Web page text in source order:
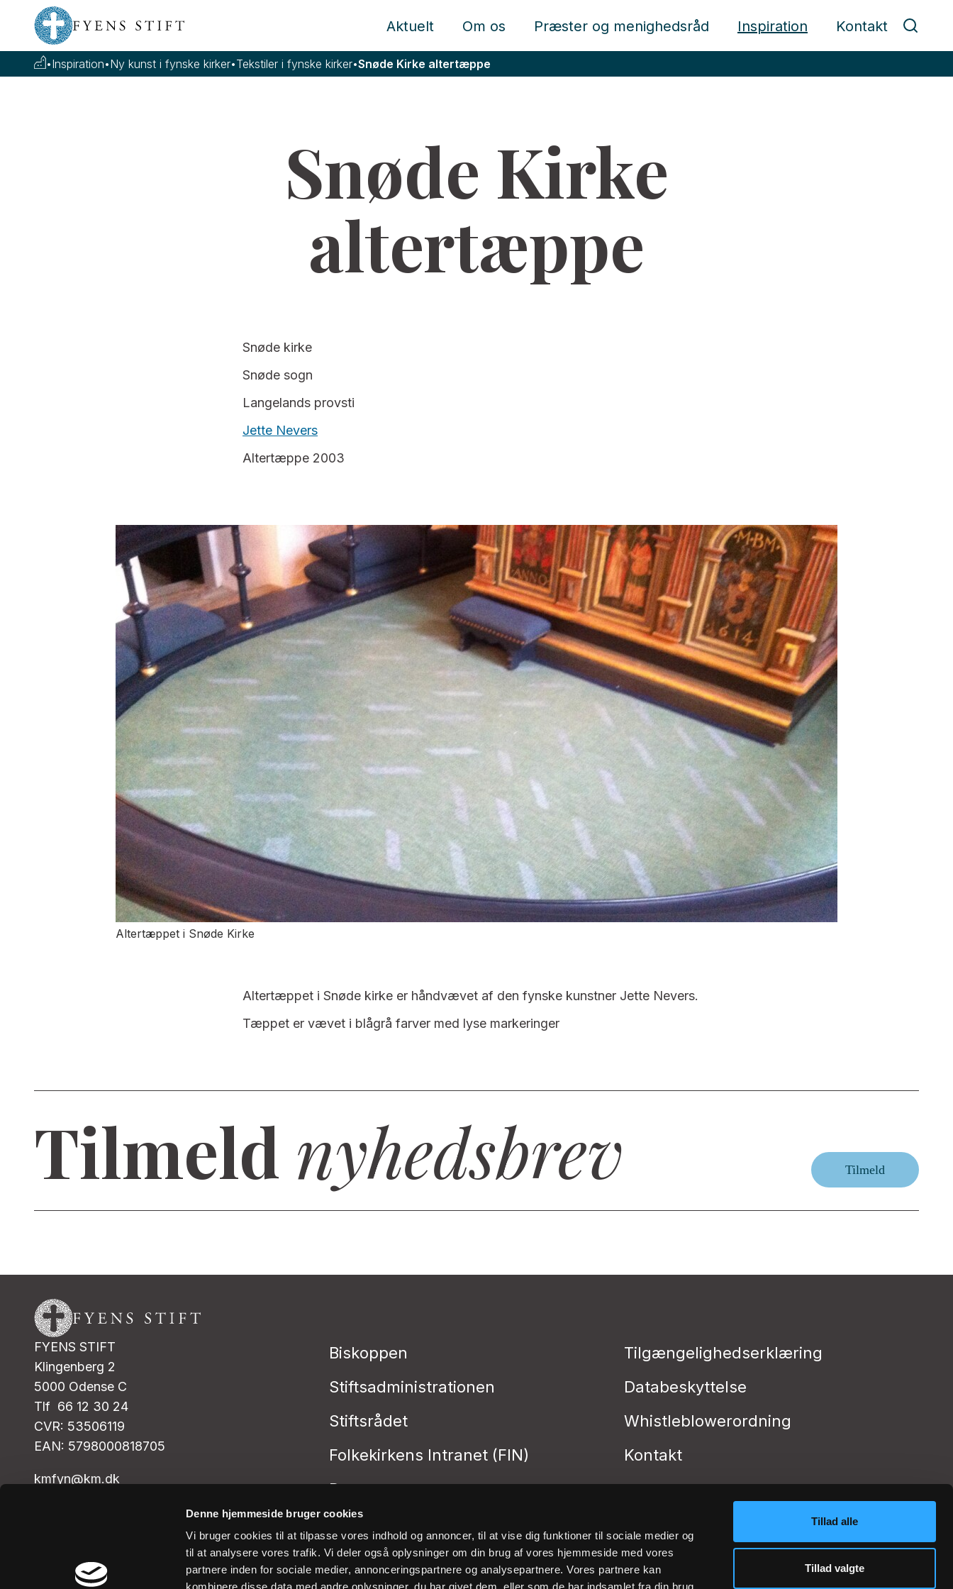
Denne hjemmeside bruger cookies
Vi bruger cookies til at tilpasse vores indhold og annoncer, til at vise dig funktioner til sociale medier og
til at analysere vores trafik. Vi deler også oplysninger om din brug af vores hjemmeside med vores
partnere inden for sociale medier, annonceringspartnere og analysepartnere. Vores partnere kan
Tillad alle
Tillad valgte
Aktuelt Om os Præster og menighedsråd Inspiration Kontakt
•Inspiration•Ny kunst i fynske kirker•Tekstiler i fynske kirker•Snøde Kirke altertæppe
Snøde Kirke
altertæppe
Snøde kirke
Snøde sogn
Langelands provsti
Jette Nevers
Altertæppe 2003
Altertæppet i Snøde Kirke
Altertæppet i Snøde kirke er håndvævet af den fynske kunstner Jette Nevers.
Tæppet er vævet i blågrå farver med lyse markeringer
Tilmeld nyhedsbrev Tilmeld
FYENS STIFT
Klingenberg 2
5000 Odense C
Tlf 66 12 30 24
CVR: 53506119
EAN: 5798000818705
kmfyn@km.dk
Biskoppen
Stiftsadministrationen
Stiftsrådet
Folkekirkens Intranet (FIN)
Presse
Tilgængelighedserklæring
Databeskyttelse
Whistleblowerordning
Kontakt